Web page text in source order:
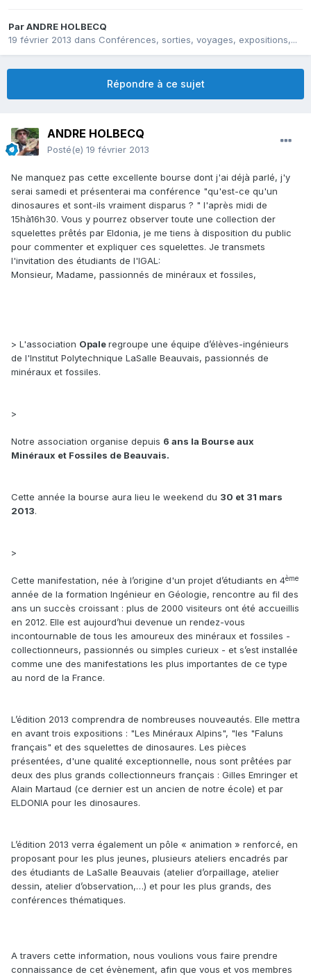
ParANDRE HOLBECQ
19 février 2013 dans Conférences, sorties, voyages, expositions,...
Répondre à ce sujet
ANDRE HOLBECQ
Posté(e) 19 février 2013
Ne manquez pas cette excellente bourse dont j'ai déjà parlé, j'y
serai samedi et présenterai ma conférence "qu'est-ce qu'un
dinosaures et sont-ils vraiment disparus ? " l'après midi de
15hà16h30. Vous y pourrez observer toute une collection der
squelettes prêtés par Eldonia, je me tiens à disposition du public
pour commenter et expliquer ces squelettes. Je transmets
l'invitation des étudiants de l'IGAL:
Monsieur, Madame, passionnés de minéraux et fossiles,
> L'association Opaleregroupe une équipe d’élèves-ingénieurs
de l'Institut Polytechnique LaSalle Beauvais, passionnés de
minéraux et fossiles.
>
Notre association organise depuis 6 ans la Bourse aux
Minéraux et Fossiles de Beauvais.
Cette année la bourse aura lieu le weekend du 30 et 31 mars
2013.
>
Cette manifestation, née à l’origine d'un projet d’étudiants en 4ème
année de la formation Ingénieur en Géologie, rencontre au fil des
ans un succès croissant : plus de 2000 visiteurs ont été accueillis
en 2012. Elle est aujourd’hui devenue un rendez-vous
incontournable de tous les amoureux des minéraux et fossiles -
collectionneurs, passionnés ou simples curieux - et s’est installée
comme une des manifestations les plus importantes de ce type
au nord de la France.
L’édition 2013 comprendra de nombreuses nouveautés. Elle mettra
en avant trois expositions : "Les Minéraux Alpins", "les "Faluns
français" et des squelettes de dinosaures. Les pièces
présentées, d'une qualité exceptionnelle, nous sont prêtées par
deux des plus grands collectionneurs français : Gilles Emringer et
Alain Martaud (ce dernier est un ancien de notre école) et par
ELDONIA pour les dinosaures.
L’édition 2013 verra également un pôle « animation » renforcé, en
proposant pour les plus jeunes, plusieurs ateliers encadrés par
des étudiants de LaSalle Beauvais (atelier d’orpaillage, atelier
dessin, atelier d’observation,…) et pour les plus grands, des
conférences thématiques.
A travers cette information, nous voulions vous faire prendre
connaissance de cet évènement, afin que vous et vos membres